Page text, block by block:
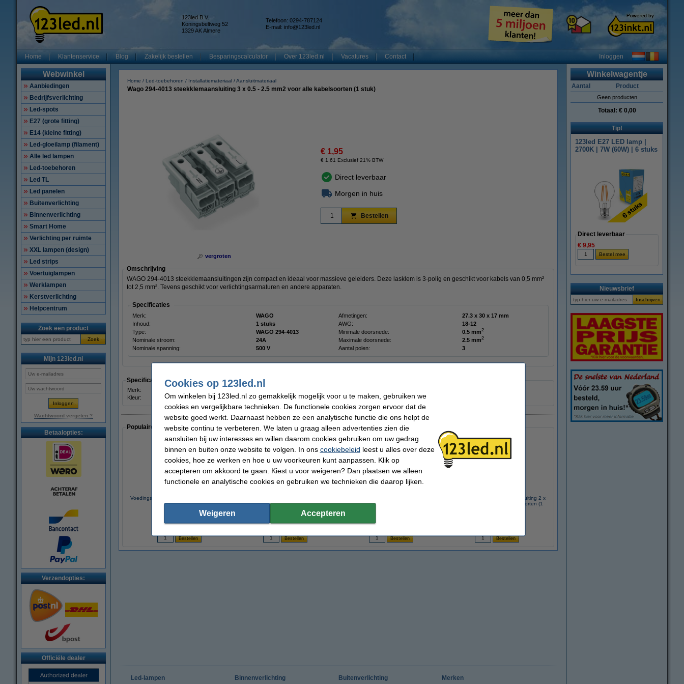
123led B.V.
Koningsbeltweg 52
1329 AK Almere
Telefoon: 0294-787124
E-mail: info@123led.nl
Home Klantenservice Blog Zakelijk bestellen Besparingscalculator Over 123led.nl Vacatures Contact Inloggen
Webwinkel
Aanbiedingen
Bedrijfsverlichting
Led-spots
E27 (grote fitting)
E14 (kleine fitting)
Led-gloeilamp (filament)
Alle led lampen
Led-toebehoren
Led TL
Led panelen
Buitenverlichting
Binnenverlichting
Smart Home
Verlichting per ruimte
XXL lampen (design)
Led strips
Voertuiglampen
Werklampen
Kerstverlichting
Helpcentrum
Zoek een product
Zoek
Mijn 123led.nl
Wachtwoord vergeten ?
Betaalopties:
Verzendopties:
Officiële dealer
Home Led-toebehoren Installatiemateriaal Aansluitmateriaal
Wago 294-4013 steekklemaansluiting 3 x 0.5 - 2.5 mm2 voor alle kabelsoorten (1 stuk)
vergroten
€ 1,95
€ 1,61 Exclusief 21% BTW
Direct leverbaar
Morgen in huis
Bestellen
Omschrijving
WAGO 294-4013 steekklemaansluitingen zijn compact en ideaal voor massieve geleiders. Deze lasklem is 3-polig en geschikt voor kabels van 0,5 mm²
tot 2,5 mm². Tevens geschikt voor verlichtingsarmaturen en andere apparaten.
Specificaties
Merk: WAGO Afmetingen:
27.3 x 30 x 17 mm
Inhoud:
1 stuks AWG:
18-12
Type:
WAGO 294-4013 Minimale doorsnede: 0.5 mm²
Nominale stroom: 24A Maximale doorsnede: 2.5 mm²
Nominale spanning: 500 V Aantal polen: 3
Specificaties
Merk:
Kleur:
Wit
Populaire artikelen van klanten die dit artikel ook besteld hebben
Voedingskabel 3x0.75mm² 3 meter | Zwart
(Inclusief 21% BTW)
fitting | Ø 75 mm | IP20
(Inclusief 21% BTW)
123led huismerk
(Inclusief 21% BTW)
Wago 294-4012 steekklemaansluiting 2 x
0.5 - 2.5 mm2 voor alle kabelsoorten (1
Winkelwagentje
Aantal Product
Geen producten
Totaal: € 0,00
Tip!
123led E27 LED lamp |
2700K | 7W (60W) | 6 stuks
Direct leverbaar
€ 9,95
Nieuwsbrief
Led-lampen Binnenverlichting Buitenverlichting Merken
Cookies op 123led.nl
Om winkelen bij 123led.nl zo gemakkelijk mogelijk voor u te maken, gebruiken we
cookies en vergelijkbare technieken. De functionele cookies zorgen ervoor dat de
website goed werkt. Daarnaast hebben ze een analytische functie die ons helpt de
website continu te verbeteren. We laten u graag alleen advertenties zien die
aansluiten bij uw interesses en willen daarom cookies gebruiken om uw gedrag
binnen en buiten onze website te volgen. In ons cookiebeleid leest u alles over deze
cookies, hoe ze werken en hoe u uw voorkeuren kunt aanpassen. Klik op
accepteren om akkoord te gaan. Kiest u voor weigeren? Dan plaatsen we alleen
functionele en analytische cookies en gebruiken we technieken die daarop lijken.
Weigeren Accepteren